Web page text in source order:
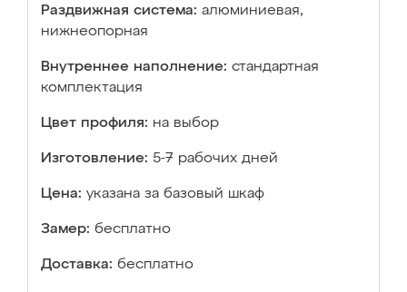
Раздвижная система: алюминиевая,
нижнеопорная
Внутреннее наполнение: стандартная
комплектация
Цвет профиля: на выбор
Изготовление: 5-7 рабочих дней
Цена: указана за базовый шкаф
Замер: бесплатно
Доставка: бесплатно